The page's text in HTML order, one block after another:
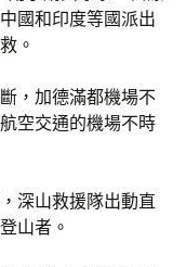
國和印度等國派出
。
，加德滿都機場不
空交通的機場不時
深山救援隊出動直
山者。